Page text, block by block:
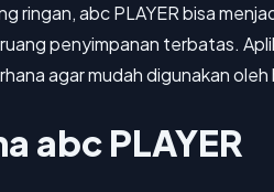
ringan, abc PLAYER bisa
penyimpanan terbatas.
agar mudah digunakan
abc PLAYER